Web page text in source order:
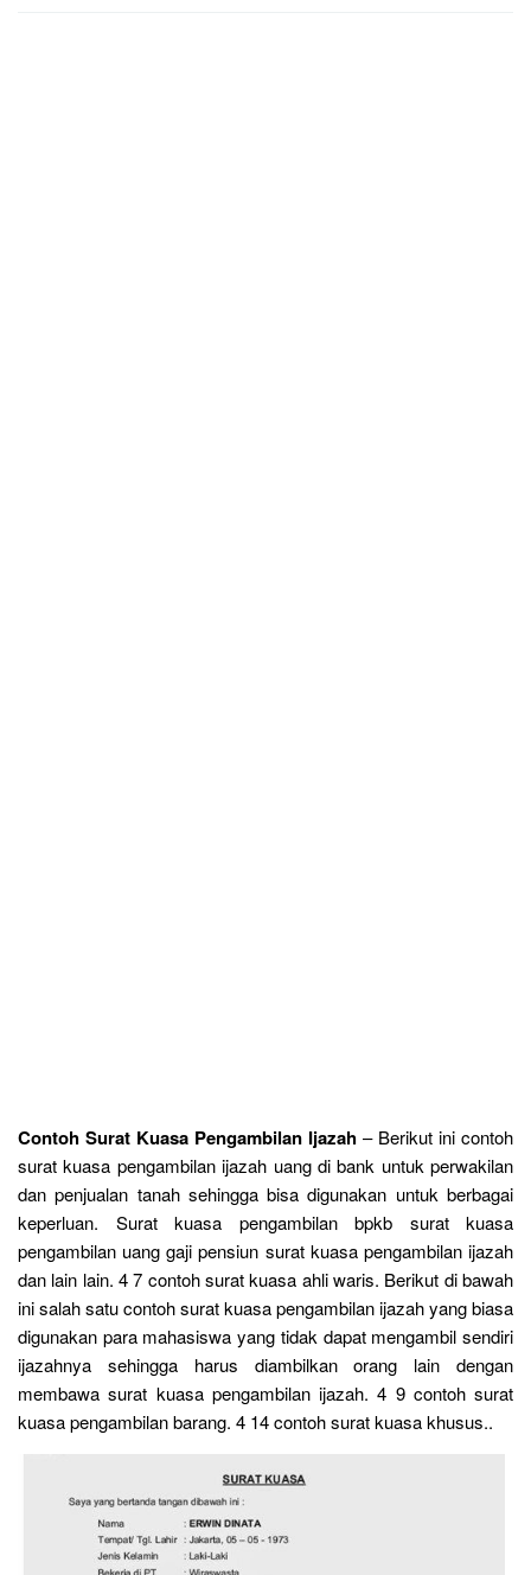
Contoh Surat Kuasa Pengambilan Ijazah – Berikut ini contoh
surat kuasa pengambilan ijazah uang di bank untuk perwakilan
dan penjualan tanah sehingga bisa digunakan untuk berbagai
keperluan. Surat kuasa pengambilan bpkb surat kuasa
pengambilan uang gaji pensiun surat kuasa pengambilan ijazah
dan lain lain. 4 7 contoh surat kuasa ahli waris. Berikut di bawah
ini salah satu contoh surat kuasa pengambilan ijazah yang biasa
digunakan para mahasiswa yang tidak dapat mengambil sendiri
ijazahnya sehingga harus diambilkan orang lain dengan
membawa surat kuasa pengambilan ijazah. 4 9 contoh surat
kuasa pengambilan barang. 4 14 contoh surat kuasa khusus..